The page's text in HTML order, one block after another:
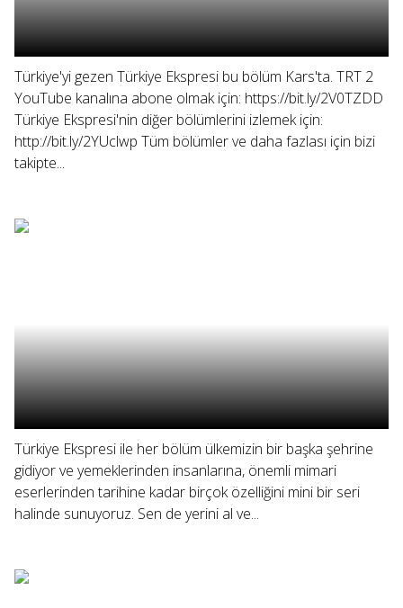
Türkiye'yi gezen Türkiye Ekspresi bu bölüm Kars'ta. TRT 2
YouTube kanalına abone olmak için: https://bit.ly/2V0TZDD
Türkiye Ekspresi'nin diğer bölümlerini izlemek için:
http://bit.ly/2YUclwp Tüm bölümler ve daha fazlası için bizi
takipte...
Türkiye Ekspresi ile her bölüm ülkemizin bir başka şehrine
gidiyor ve yemeklerinden insanlarına, önemli mimari
eserlerinden tarihine kadar birçok özelliğini mini bir seri
halinde sunuyoruz. Sen de yerini al ve...